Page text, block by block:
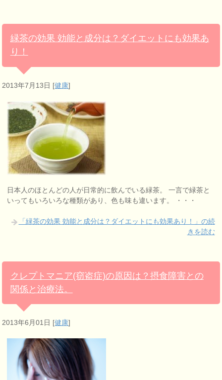
緑茶の効果 効能と成分は？ダイエットにも効果あ
り！
2013年7月13日 [健康]
日本人のほとんどの人が日常的に飲んでいる緑茶。 一言で緑茶と
いってもいろいろな種類があり、色も味も違います。 ・・・
「緑茶の効果 効能と成分は？ダイエットにも効果あり！」の続
きを読む
クレプトマニア(窃盗症)の原因は？摂食障害との
関係と治療法。
2013年6月01日 [健康]